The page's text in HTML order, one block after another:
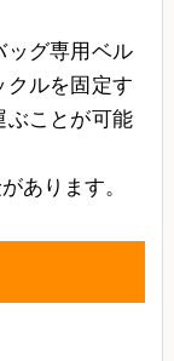
ッグ専用ベル
クルを固定す
ぶことが可能
あります。